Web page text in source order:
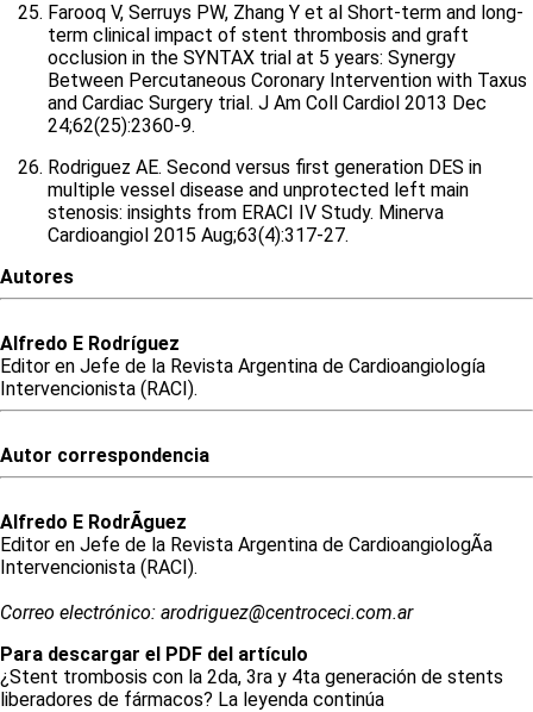
Farooq V, Serruys PW, Zhang Y et al Short-term and long-
term clinical impact of stent thrombosis and graft
occlusion in the SYNTAX trial at 5 years: Synergy
Between Percutaneous Coronary Intervention with Taxus
and Cardiac Surgery trial. J Am Coll Cardiol 2013 Dec
24;62(25):2360-9.
Rodriguez AE. Second versus first generation DES in
multiple vessel disease and unprotected left main
stenosis: insights from ERACI IV Study. Minerva
Cardioangiol 2015 Aug;63(4):317-27.
Autores
Alfredo E Rodríguez
Editor en Jefe de la Revista Argentina de Cardioangiología
Intervencionista (RACI).
Autor correspondencia
Alfredo E RodrÃ­guez
Editor en Jefe de la Revista Argentina de CardioangiologÃ­a
Intervencionista (RACI).
Correo electrónico: arodriguez@centroceci.com.ar
Para descargar el PDF del artículo
¿Stent trombosis con la 2da, 3ra y 4ta generación de stents
liberadores de fármacos? La leyenda continúa